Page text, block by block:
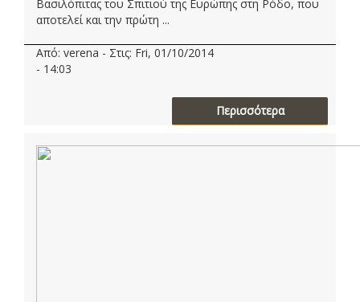
Βασιλόπιτας του Σπιτιού της Ευρώπης στη Ρόδο, που
αποτελεί και την πρώτη ...
Από: verena - Στις: Fri, 01/10/2014
- 14:03
Περισσότερα